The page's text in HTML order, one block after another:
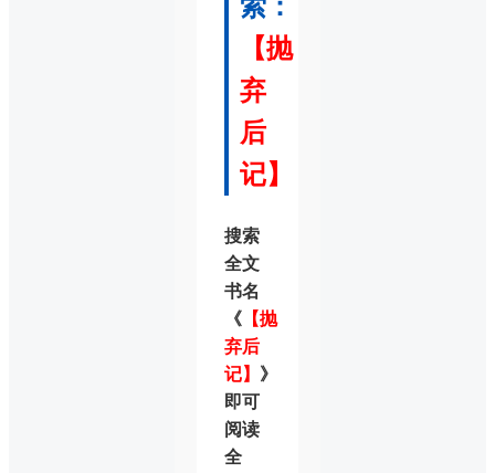
【抛
弃
后
记】
搜索
全文
书名
《 【抛
弃后
记】 》
即可
阅读
全